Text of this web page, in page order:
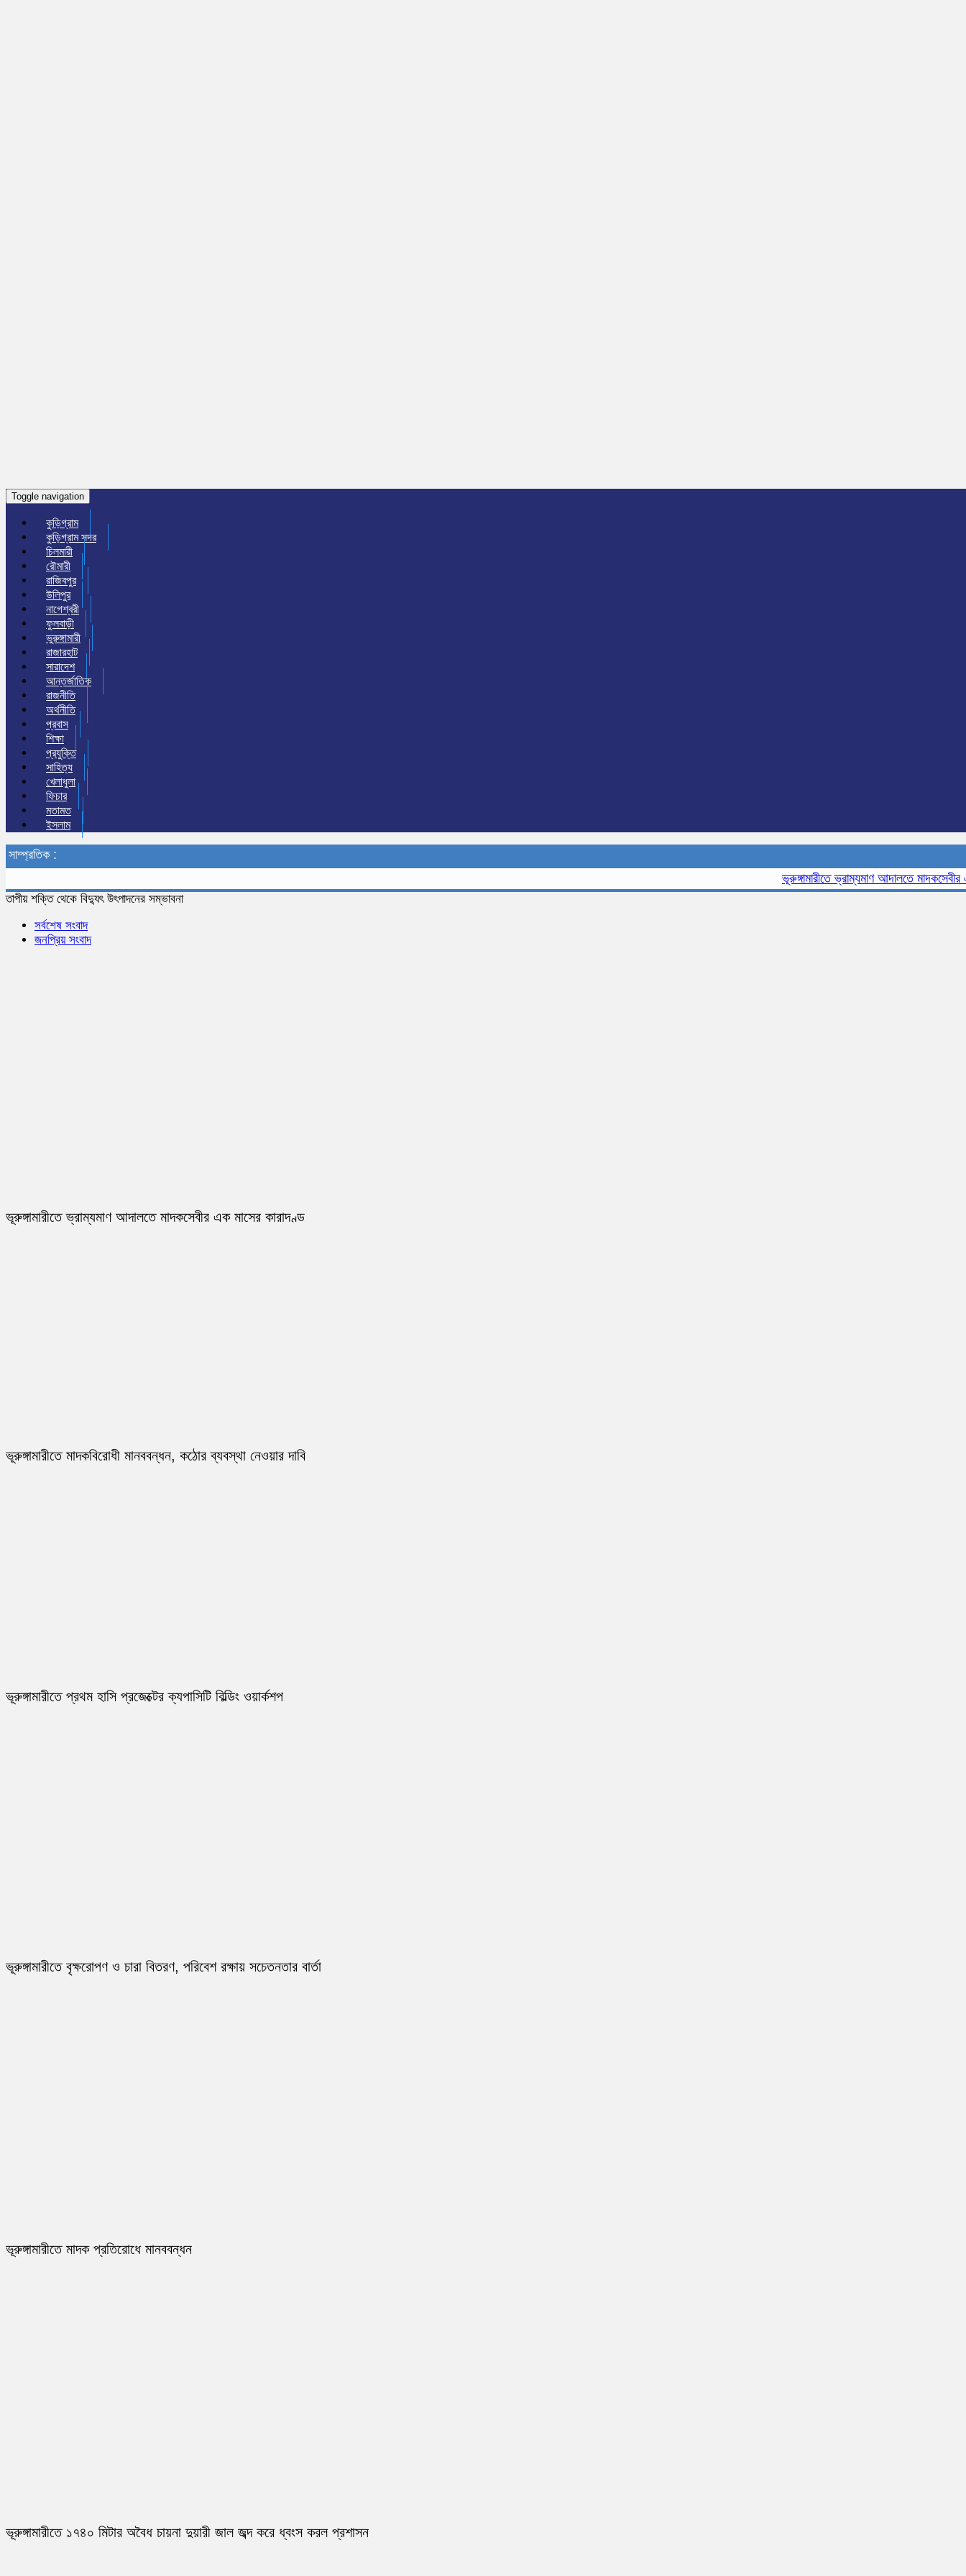
Toggle navigation
কুড়িগ্রাম
কুড়িগ্রাম সদর
চিলমারী
রৌমারী
রাজিবপুর
উলিপুর
নাগেশ্বরী
ফুলবাড়ী
ভুরুঙ্গামারী
রাজারহাট
সারাদেশ
আন্তর্জাতিক
রাজনীতি
অর্থনীতি
প্রবাস
শিক্ষা
প্রযুক্তি
সাহিত্য
খেলাধুলা
ফিচার
মতামত
ইসলাম
সাম্প্রতিক :
ভূরুঙ্গামারীতে ভ্রাম্যমাণ আদালতে মাদকসেবীর এক
তাপীয় শক্তি থেকে বিদ্যুৎ উৎপাদনের সম্ভাবনা
সর্বশেষ সংবাদ
জনপ্রিয় সংবাদ
ভূরুঙ্গামারীতে ভ্রাম্যমাণ আদালতে মাদকসেবীর এক মাসের কারাদণ্ড
ভূরুঙ্গামারীতে মাদকবিরোধী মানববন্ধন, কঠোর ব্যবস্থা নেওয়ার দাবি
ভূরুঙ্গামারীতে প্রথম হাসি প্রজেক্টের ক্যপাসিটি বিল্ডিং ওয়ার্কশপ
ভূরুঙ্গামারীতে বৃক্ষরোপণ ও চারা বিতরণ, পরিবেশ রক্ষায় সচেতনতার বার্তা
ভূরুঙ্গামারীতে মাদক প্রতিরোধে মানববন্ধন
ভূরুঙ্গামারীতে ১৭৪০ মিটার অবৈধ চায়না দুয়ারী জাল জব্দ করে ধ্বংস করল প্রশাসন